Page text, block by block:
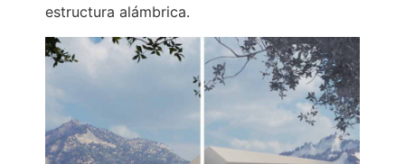
estructura alámbrica.